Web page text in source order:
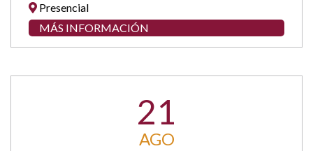
Presencial
MÁS INFORMACIÓN
21
AGO